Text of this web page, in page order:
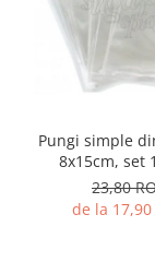
Pungi simple
8x15cm, set
23,80
de la 17,90